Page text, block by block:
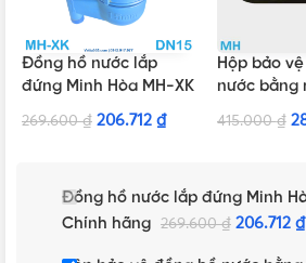
Đồng hồ nước lắp
đứng Minh Hòa MH-XK
DN15 | Chính hãng
269.600₫ 206.712 ₫
Hộp bảo
nước bằng
Chính
415.000₫
Đồng hồ nước lắp đứng Minh
Chính hãng
269.600₫ 206.712 ₫